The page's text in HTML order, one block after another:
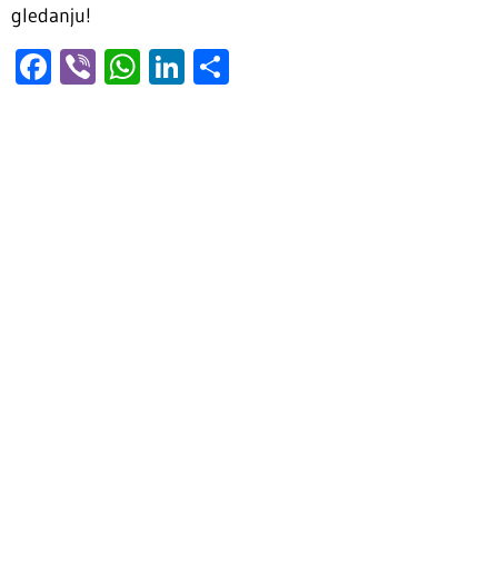
gledanju!
Facebook
ViberWhatsApp
LinkedIn